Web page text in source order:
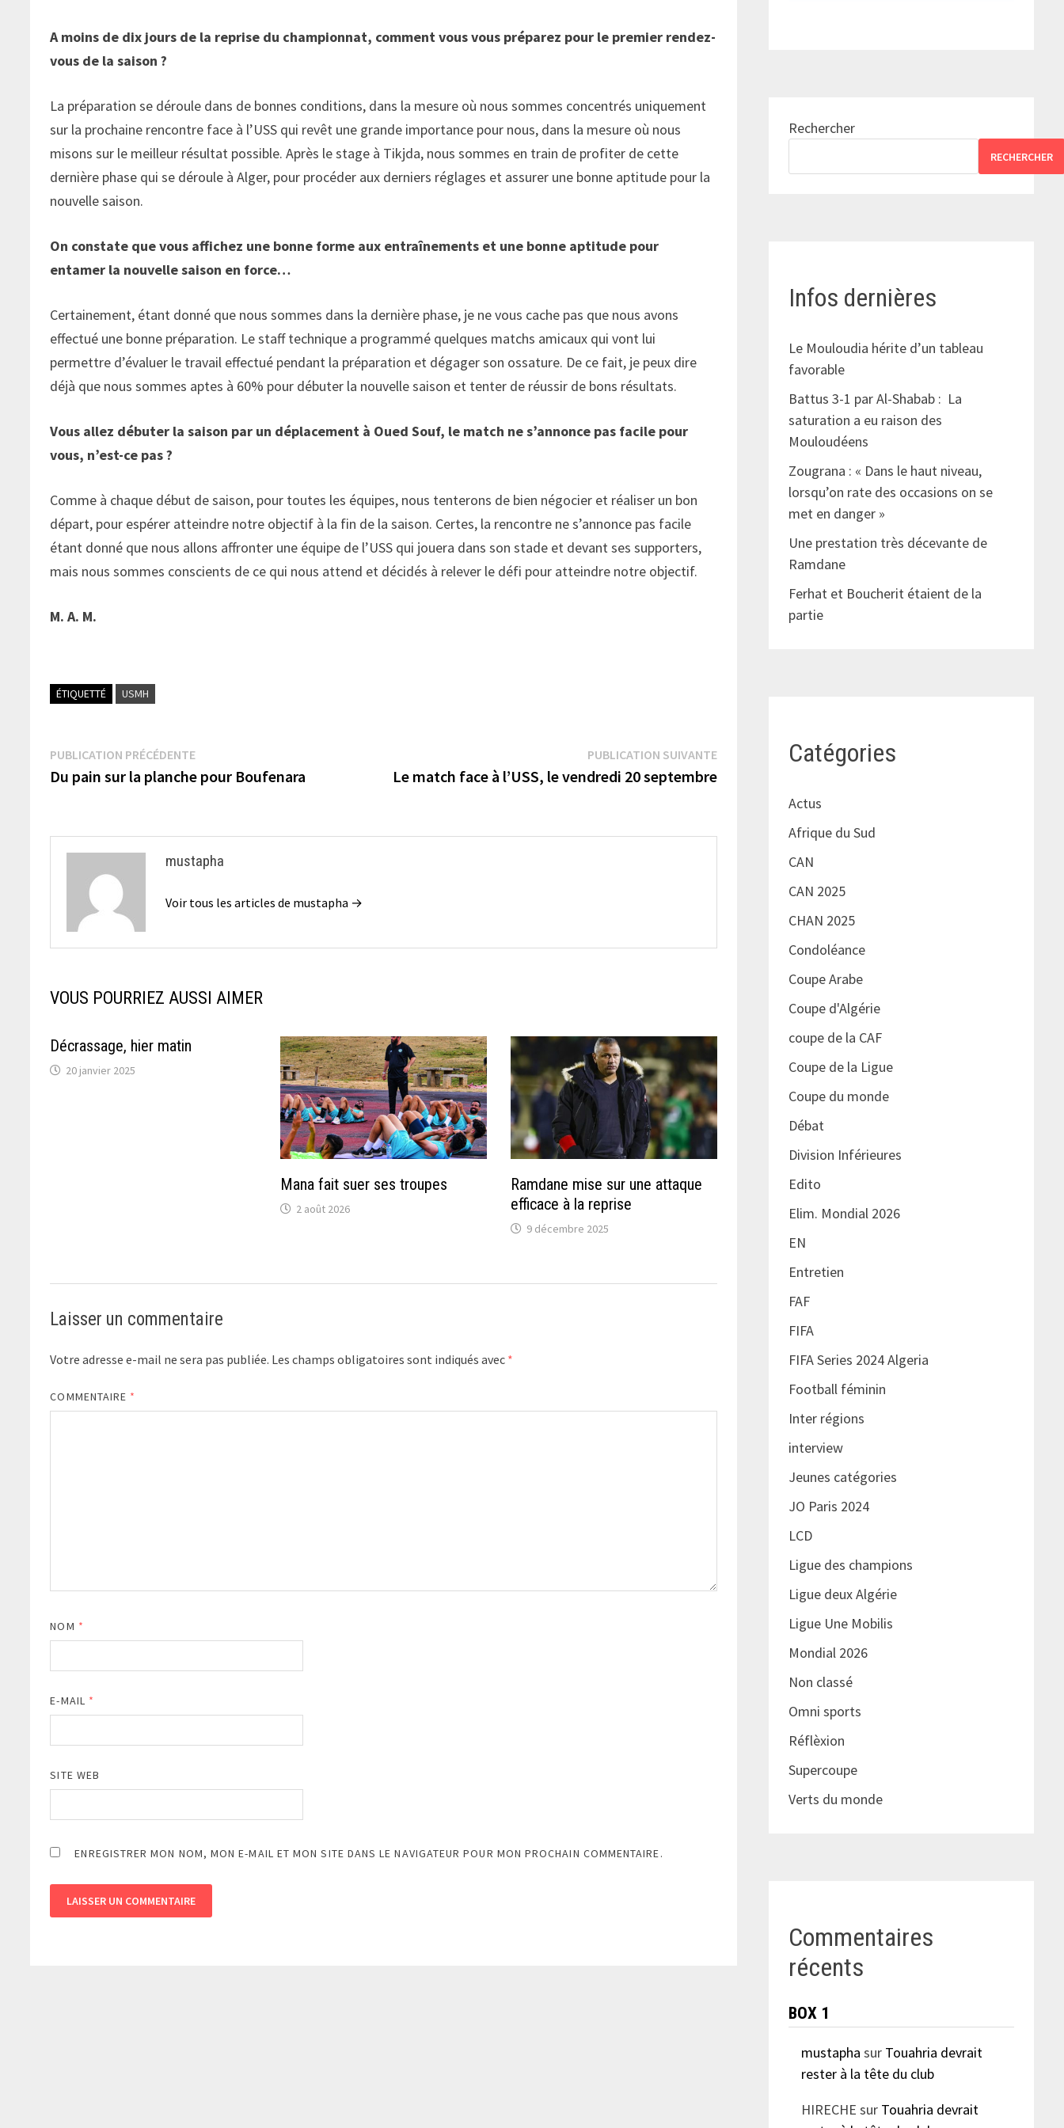
A moins de dix jours de la reprise du championnat, comment vous vous préparez pour le premier rendez-
vous de la saison ?
La préparation se déroule dans de bonnes conditions, dans la mesure où nous sommes concentrés uniquement
sur la prochaine rencontre face à l’USS qui revêt une grande importance pour nous, dans la mesure où nous
misons sur le meilleur résultat possible. Après le stage à Tikjda, nous sommes en train de profiter de cette
dernière phase qui se déroule à Alger, pour procéder aux derniers réglages et assurer une bonne aptitude pour la
nouvelle saison.
On constate que vous affichez une bonne forme aux entraînements et une bonne aptitude pour
entamer la nouvelle saison en force…
Certainement, étant donné que nous sommes dans la dernière phase, je ne vous cache pas que nous avons
effectué une bonne préparation. Le staff technique a programmé quelques matchs amicaux qui vont lui
permettre d’évaluer le travail effectué pendant la préparation et dégager son ossature. De ce fait, je peux dire
déjà que nous sommes aptes à 60% pour débuter la nouvelle saison et tenter de réussir de bons résultats.
Vous allez débuter la saison par un déplacement à Oued Souf, le match ne s’annonce pas facile pour
vous, n’est-ce pas ?
Comme à chaque début de saison, pour toutes les équipes, nous tenterons de bien négocier et réaliser un bon
départ, pour espérer atteindre notre objectif à la fin de la saison. Certes, la rencontre ne s’annonce pas facile
étant donné que nous allons affronter une équipe de l’USS qui jouera dans son stade et devant ses supporters,
mais nous sommes conscients de ce qui nous attend et décidés à relever le défi pour atteindre notre objectif.
M. A. M.
ÉTIQUETTÉ USMH
Navigation
de
PUBLICATION PRÉCÉDENTEPublication
précédente :
Du pain sur la planche pour Boufenara
PUBLICATION SUIVANTEPublication
suivante :
Le match face à l’USS, le vendredi 20 septembre
mustapha
Voir tous les articles de mustapha →
VOUS POURRIEZ AUSSI AIMER
Décrassage, hier matin
20 janvier 2025
Mana fait suer ses troupes
2 août 2026
Ramdane mise sur une attaque
efficace à la reprise
9 décembre 2025
Laisser un commentaire
Votre adresse e-mail ne sera pas publiée. Les champs obligatoires sont indiqués avec *
COMMENTAIRE *
NOM *
E-MAIL *
SITE WEB
ENREGISTRER MON NOM, MON E-MAIL ET MON SITE DANS LE NAVIGATEUR POUR MON PROCHAIN COMMENTAIRE.
Rechercher
RECHERCHER
Infos dernières
Le Mouloudia hérite d’un tableau
favorable
Battus 3-1 par Al-Shabab : La
saturation a eu raison des
Mouloudéens
Zougrana : « Dans le haut niveau,
lorsqu’on rate des occasions on se
met en danger »
Une prestation très décevante de
Ramdane
Ferhat et Boucherit étaient de la
partie
Catégories
Actus
Afrique du Sud
CAN
CAN 2025
CHAN 2025
Condoléance
Coupe Arabe
Coupe d'Algérie
coupe de la CAF
Coupe de la Ligue
Coupe du monde
Débat
Division Inférieures
Edito
Elim. Mondial 2026
EN
Entretien
FAF
FIFA
FIFA Series 2024 Algeria
Football féminin
Inter régions
interview
Jeunes catégories
JO Paris 2024
LCD
Ligue des champions
Ligue deux Algérie
Ligue Une Mobilis
Mondial 2026
Non classé
Omni sports
Réflèxion
Supercoupe
Verts du monde
Commentaires
récents
BOX 1
mustapha sur Touahria devrait
rester à la tête du club
HIRECHE sur Touahria devrait